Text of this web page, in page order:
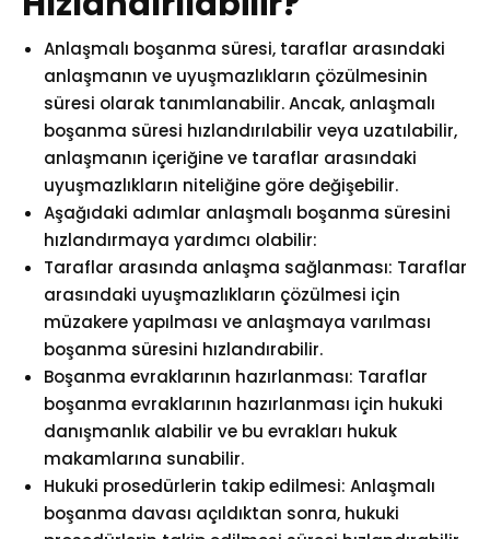
Anlaşmalı boşanma süresi, taraflar arasındaki
anlaşmanın ve uyuşmazlıkların çözülmesinin
süresi olarak tanımlanabilir. Ancak, anlaşmalı
boşanma süresi hızlandırılabilir veya uzatılabilir,
anlaşmanın içeriğine ve taraflar arasındaki
uyuşmazlıkların niteliğine göre değişebilir.
Aşağıdaki adımlar anlaşmalı boşanma süresini
hızlandırmaya yardımcı olabilir:
Taraflar arasında anlaşma sağlanması: Taraflar
arasındaki uyuşmazlıkların çözülmesi için
müzakere yapılması ve anlaşmaya varılması
boşanma süresini hızlandırabilir.
Boşanma evraklarının hazırlanması: Taraflar
boşanma evraklarının hazırlanması için hukuki
danışmanlık alabilir ve bu evrakları hukuk
makamlarına sunabilir.
Hukuki prosedürlerin takip edilmesi: Anlaşmalı
boşanma davası açıldıktan sonra, hukuki